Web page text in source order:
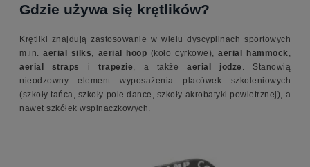
Gdzie używa się krętlików?
Krętliki znajdują zastosowanie w wielu dyscyplinach sportowych
m.in.aerial silks, aerial hoop (koło cyrkowe),aerial hammock,
aerial straps
itrapezie, a takżeaerial jodze . Stanowią
nieodzowny element wyposażenia placówek szkoleniowych
(szkoły tańca, szkoły pole dance, szkoły akrobatyki powietrznej), a
nawet szkółek wspinaczkowych.